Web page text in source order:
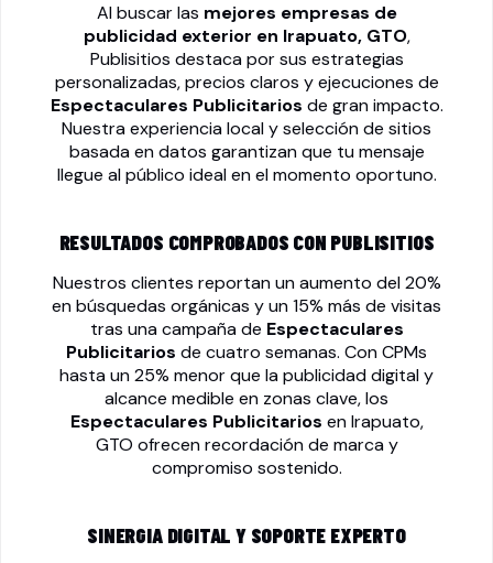
Al buscar las mejores empresas de
publicidad exterior en Irapuato, GTO,
Publisitios destaca por sus estrategias
personalizadas, precios claros y ejecuciones de
Espectaculares Publicitarios de gran impacto.
Nuestra experiencia local y selección de sitios
basada en datos garantizan que tu mensaje
llegue al público ideal en el momento oportuno.
RESULTADOS COMPROBADOS CON PUBLISITIOS
Nuestros clientes reportan un aumento del 20%
en búsquedas orgánicas y un 15% más de visitas
tras una campaña de Espectaculares
Publicitarios de cuatro semanas. Con CPMs
hasta un 25% menor que la publicidad digital y
alcance medible en zonas clave, los
Espectaculares Publicitarios en Irapuato,
GTO ofrecen recordación de marca y
compromiso sostenido.
SINERGIA DIGITAL Y SOPORTE EXPERTO